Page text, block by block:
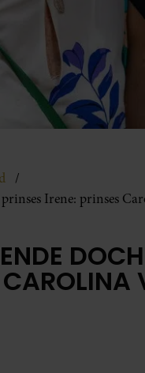
Irene: prinses
CAROLINA